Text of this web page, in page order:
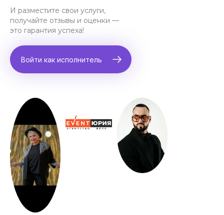
И разместите свои услуги,
получайте отзывы и оценки —
это гарантия успеха!
Войти как исполнитель